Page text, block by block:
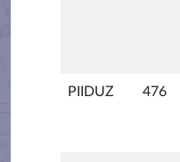
PIIDUZ 476